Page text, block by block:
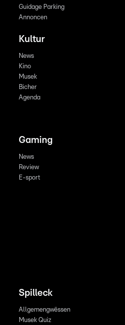
Guidage Parking
Annoncen
Kultur
News
Kino
Musek
Bicher
Agenda
Gaming
News
Review
E-sport
Spilleck
Allgemengwëssen
Musek Quiz